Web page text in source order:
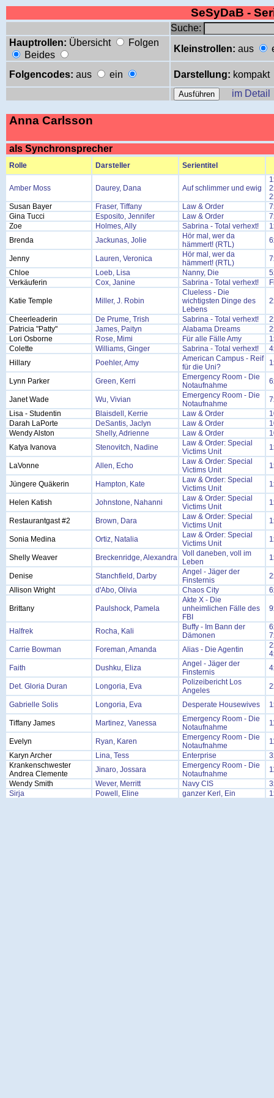
SeSyDaB -
Suche:
Hauptrollen: Übersicht
Folgen
Beides
Kleinstrollen: aus
Folgencodes: aus ein Darstellung: kompakt
im Detail
Anna Carlsson
als Synchronsprecher
Rolle Darsteller Serientitel
Amber Moss Daurey, Dana Auf schlimmer und ewig
Susan Bayer
Fraser, Tiffany Law & Order
Gina Tucci
Esposito, Jennifer Law & Order
Zoe
Holmes, Ally Sabrina - Total verhext!
Brenda
Jackunas, Jolie
Hör mal, wer da
hämmert! (RTL)
Jenny Lauren, Veronica
Hör mal, wer da
hämmert! (RTL)
Chloe
Loeb, Lisa Nanny, Die
Verkäuferin
Cox, Janine Sabrina - Total verhext!
Katie Temple Miller, J. Robin
Clueless - Die
wichtigsten Dinge des
Lebens
Cheerleaderin De Prume, Trish Sabrina - Total verhext!
Patricia "Patty"
James, Paityn Alabama Dreams
Lori Osborne
Rose, Mimi Für alle Fälle Amy
Colette
Williams, Ginger Sabrina - Total verhext!
Hillary
Poehler, Amy
American Campus - Reif
für die Uni?
Lynn Parker Green, Kerri
Emergency Room - Die
Notaufnahme
Janet Wade Wu, Vivian
Emergency Room - Die
Notaufnahme
Lisa - Studentin
Blaisdell, Kerrie Law & Order
Darah LaPorte
DeSantis, Jaclyn Law & Order
Wendy Alston
Shelly, Adrienne Law & Order
Katya Ivanova
Stenovitch, Nadine
Law & Order: Special
Victims Unit
LaVonne Allen, Echo
Law & Order: Special
Victims Unit
Jüngere Quäkerin Hampton, Kate
Law & Order: Special
Victims Unit
Helen Katish Johnstone, Nahanni
Law & Order: Special
Victims Unit
Restaurantgast #2 Brown, Dara
Law & Order: Special
Victims Unit
Sonia Medina Ortiz, Natalia
Law & Order: Special
Victims Unit
Shelly Weaver Breckenridge, Alexandra Voll daneben, voll im
Leben
Denise Stanchfield, Darby
Angel - Jäger der
Finsternis
Allison Wright
d'Abo, Olivia Chaos City
Brittany Paulshock, Pamela
Akte X - Die
unheimlichen Fälle des
FBI
Halfrek Rocha, Kali
Buffy - Im Bann der
Dämonen
Carrie Bowman
Foreman, Amanda Alias - Die Agentin
Faith
Dushku, Eliza
Angel - Jäger der
Finsternis
Det. Gloria Duran Longoria, Eva
Polizeibericht Los
Angeles
Gabrielle Solis Longoria, Eva Desperate Housewives
Tiffany James Martinez, Vanessa
Emergency Room - Die
Notaufnahme
Evelyn Ryan, Karen
Emergency Room - Die
Notaufnahme
Karyn Archer
Lina, Tess Enterprise
Krankenschwester
Andrea Clemente
Jinaro, Jossara
Emergency Room - Die
Notaufnahme
Wendy Smith
Wever, Merritt Navy CIS
Sirja
Powell, Eline ganzer Kerl, Ein